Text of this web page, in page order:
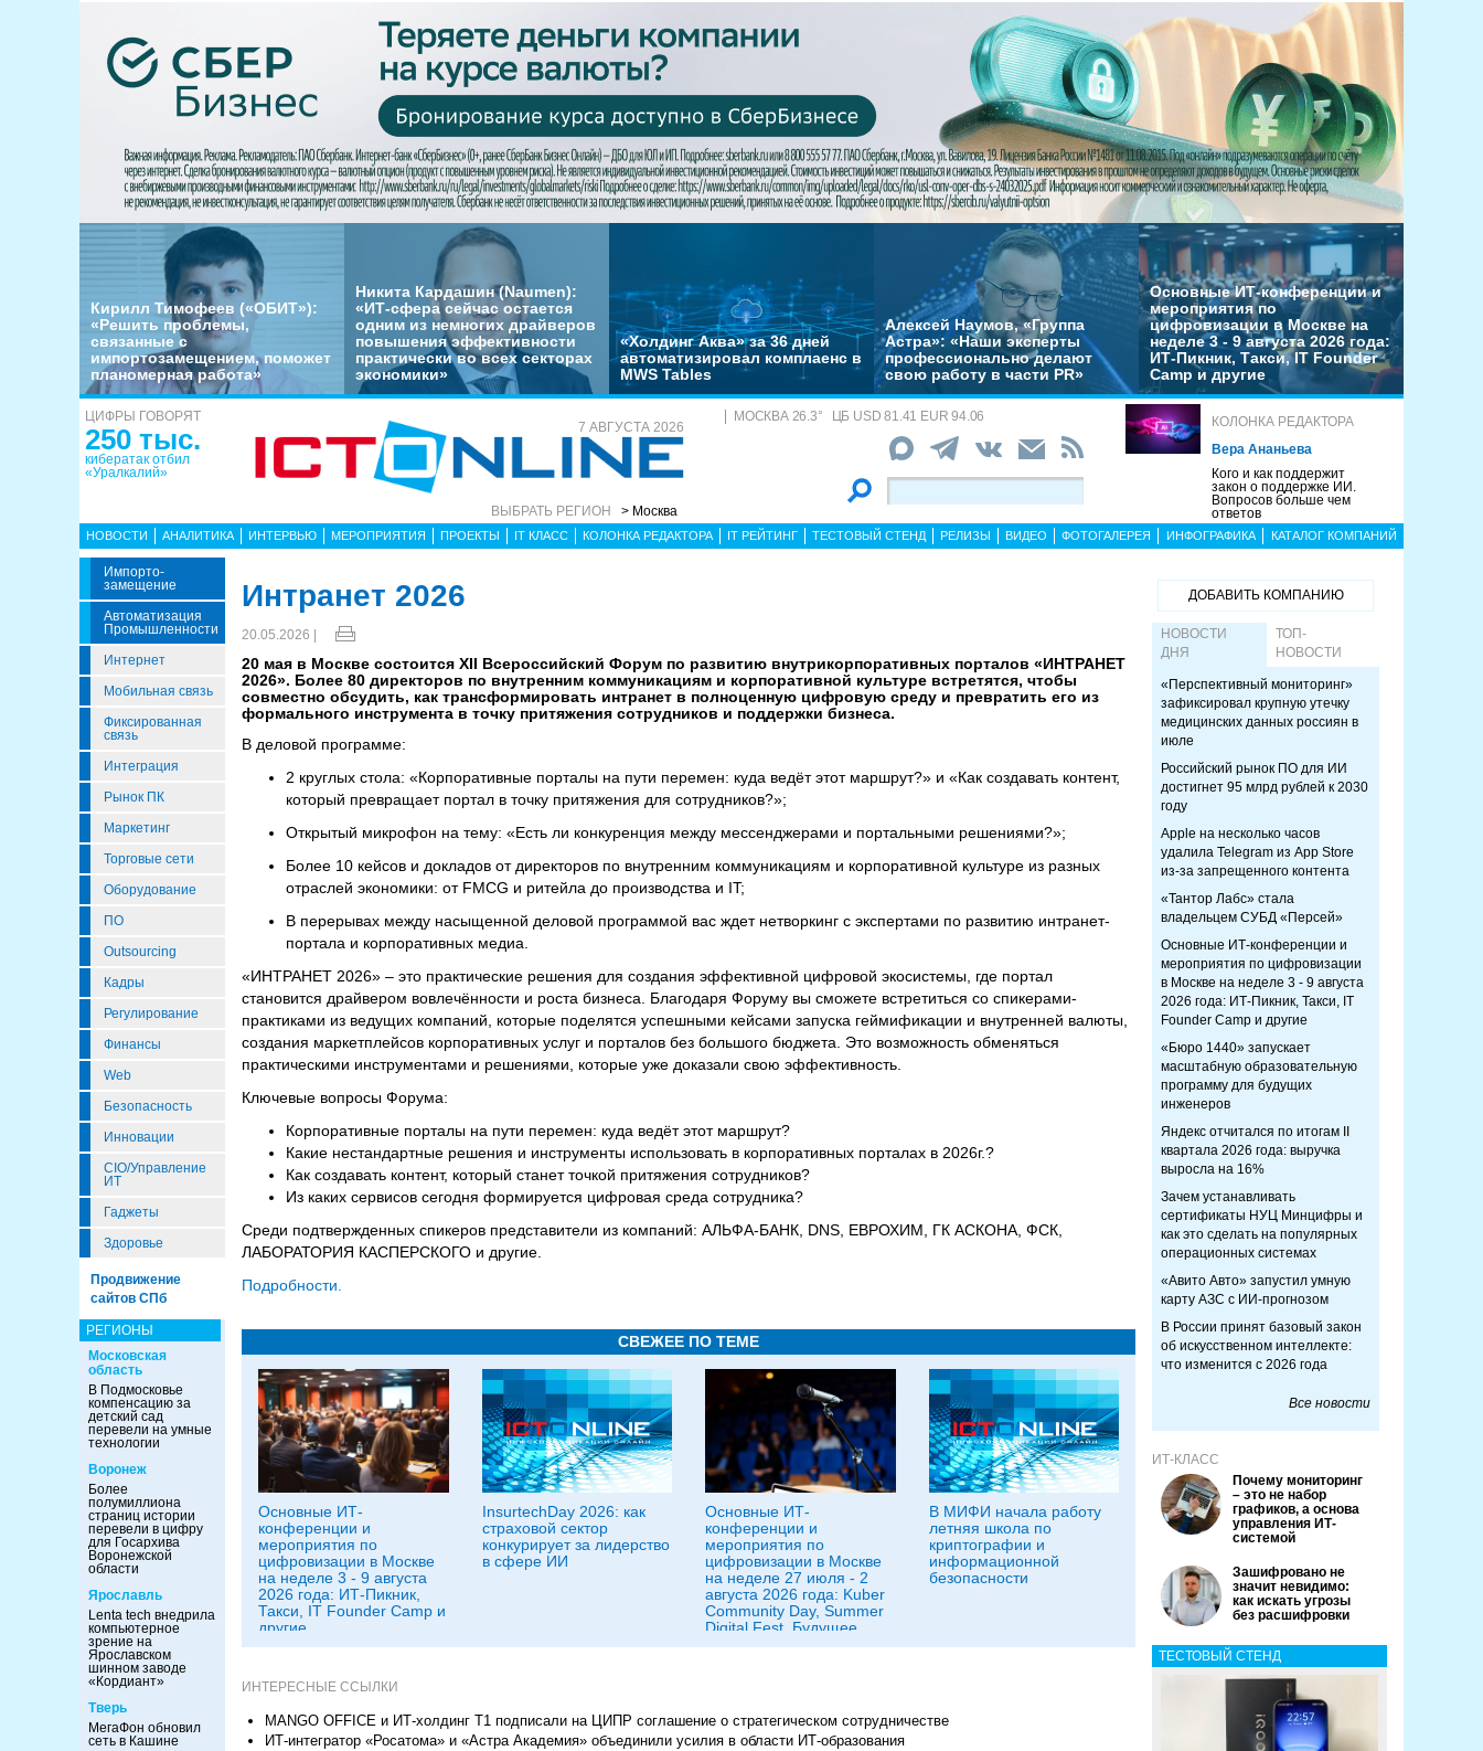
Кирилл Тимофеев («ОБИТ»):
«Решить проблемы,
связанные с
импортозамещением, поможет
планомерная работа»
Никита Кардашин (Naumen):
«ИТ-сфера сейчас остается
одним из немногих драйверов
повышения эффективности
практически во всех секторах
экономики»
«Холдинг Аква» за 36 дней
автоматизировал комплаенс в
MWS Tables
Алексей Наумов, «Группа
Астра»: «Наши эксперты
профессионально делают
свою работу в части PR»
Основные ИТ-конференции и
мероприятия по
цифровизации в Москве на
неделе 3 - 9 августа 2026 года:
ИТ-Пикник, Такси, IT Founder
Camp и другие
ЦИФРЫ ГОВОРЯТ
250 тыс.
кибератак отбил
«Уралкалий»
7 АВГУСТА 2026
ВЫБРАТЬ РЕГИОН > Москва
МОСКВА 26.3° ЦБ USD 81.41 EUR 94.06
КОЛОНКА РЕДАКТОРА
Вера Ананьева
Кого и как поддержит
закон о поддержке ИИ.
Вопросов больше чем
ответов
НОВОСТИ АНАЛИТИКА ИНТЕРВЬЮ МЕРОПРИЯТИЯ ПРОЕКТЫ IT КЛАСС КОЛОНКА РЕДАКТОРА IT РЕЙТИНГ ТЕСТОВЫЙ СТЕНД РЕЛИЗЫ ВИДЕО ФОТОГАЛЕРЕЯ ИНФОГРАФИКА КАТАЛОГ КОМПАНИЙ
Импорто­
Замещение
Автоматизация
Промышленности
Интернет
Мобильная связь
Фиксированная
связь
Интеграция
Рынок ПК
Маркетинг
Торговые сети
Оборудование
ПО
Outsourcing
Кадры
Регулирование
Финансы
Web
Безопасность
Инновации
CIO/Управление
ИТ
Гаджеты
Здоровье
Продвижение
сайтов СПб
РЕГИОНЫ
Московская
область
В Подмосковье
компенсацию за
детский сад
перевели на умные
технологии
Воронеж
Более
полумиллиона
страниц истории
перевели в цифру
для Госархива
Воронежской
области
Ярославль
Lenta tech внедрила
компьютерное
зрение на
Ярославском
шинном заводе
«Кордиант»
Тверь
МегаФон обновил
сеть в Кашине
Интранет 2026
20.05.2026 |
20 мая в Москве состоится XII Всероссийский Форум по развитию внутрикорпоративных порталов «ИНТРАНЕТ
2026». Более 80 директоров по внутренним коммуникациям и корпоративной культуре встретятся, чтобы
совместно обсудить, как трансформировать интранет в полноценную цифровую среду и превратить его из
формального инструмента в точку притяжения сотрудников и поддержки бизнеса.
В деловой программе:
2 круглых стола: «Корпоративные порталы на пути перемен: куда ведёт этот маршрут?» и «Как создавать контент,
который превращает портал в точку притяжения для сотрудников?»;
Открытый микрофон на тему: «Есть ли конкуренция между мессенджерами и портальными решениями?»;
Более 10 кейсов и докладов от директоров по внутренним коммуникациям и корпоративной культуре из разных
отраслей экономики: от FMCG и ритейла до производства и IT;
В перерывах между насыщенной деловой программой вас ждет нетворкинг с экспертами по развитию интранет-
портала и корпоративных медиа.
«ИНТРАНЕТ 2026» – это практические решения для создания эффективной цифровой экосистемы, где портал
становится драйвером вовлечённости и роста бизнеса. Благодаря Форуму вы сможете встретиться со спикерами-
практиками из ведущих компаний, которые поделятся успешными кейсами запуска геймификации и внутренней валюты,
создания маркетплейсов корпоративных услуг и порталов без большого бюджета. Это возможность обменяться
практическими инструментами и решениями, которые уже доказали свою эффективность.
Ключевые вопросы Форума:
Корпоративные порталы на пути перемен: куда ведёт этот маршрут?
Какие нестандартные решения и инструменты использовать в корпоративных порталах в 2026г.?
Как создавать контент, который станет точкой притяжения сотрудников?
Из каких сервисов сегодня формируется цифровая среда сотрудника?
Среди подтвержденных спикеров представители из компаний: АЛЬФА-БАНК, DNS, ЕВРОХИМ, ГК АСКОНА, ФСК,
ЛАБОРАТОРИЯ КАСПЕРСКОГО и другие.
Подробности.
СВЕЖЕЕ ПО ТЕМЕ
Основные ИТ-
конференции и
мероприятия по
цифровизации в Москве
на неделе 3 - 9 августа
2026 года: ИТ-Пикник,
Такси, IT Founder Camp и
другие
InsurtechDay 2026: как
страховой сектор
конкурирует за лидерство
в сфере ИИ
Основные ИТ-
конференции и
мероприятия по
цифровизации в Москве
на неделе 27 июля - 2
августа 2026 года: Kuber
Community Day, Summer
Digital Fest, Будущее
исследований в
В МИФИ начала работу
летняя школа по
криптографии и
информационной
безопасности
ИНТЕРЕСНЫЕ ССЫЛКИ
MANGO OFFICE и ИТ-холдинг Т1 подписали на ЦИПР соглашение о стратегическом сотрудничестве
ИТ-интегратор «Росатома» и «Астра Академия» объединили усилия в области ИТ-образования
ДОБАВИТЬ КОМПАНИЮ
НОВОСТИ
ДНЯ
ТОП-
НОВОСТИ
«Перспективный мониторинг»
зафиксировал крупную утечку
медицинских данных россиян в
июле
Российский рынок ПО для ИИ
достигнет 95 млрд рублей к 2030
году
Apple на несколько часов
удалила Telegram из App Store
из-за запрещенного контента
«Тантор Лабс» стала
владельцем СУБД «Персей»
Основные ИТ-конференции и
мероприятия по цифровизации
в Москве на неделе 3 - 9 августа
2026 года: ИТ-Пикник, Такси, IT
Founder Camp и другие
«Бюро 1440» запускает
масштабную образовательную
программу для будущих
инженеров
Яндекс отчитался по итогам II
квартала 2026 года: выручка
выросла на 16%
Зачем устанавливать
сертификаты НУЦ Минцифры и
как это сделать на популярных
операционных системах
«Авито Авто» запустил умную
карту АЗС с ИИ-прогнозом
В России принят базовый закон
об искусственном интеллекте:
что изменится с 2026 года
Все новости
ИТ-КЛАСС
Почему мониторинг
– это не набор
графиков, а основа
управления ИТ-
системой
Зашифровано не
значит невидимо:
как искать угрозы
без расшифровки
ТЕСТОВЫЙ СТЕНД